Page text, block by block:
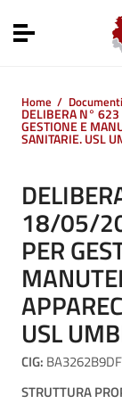
Vai al menu
Toggle
Home /
DELIBERA N°
GESTIONE E
SANITARIE. USL
18/05/
PER
USL
CIG: BA3262B9DF
STRUTTURA